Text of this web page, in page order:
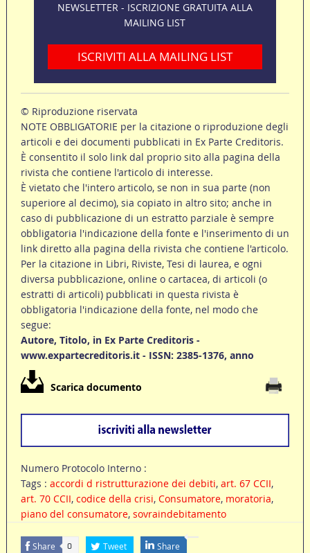
NEWSLETTER - ISCRIZIONE GRATUITA ALLA
MAILING LIST
ISCRIVITI ALLA MAILING LIST
© Riproduzione riservata
NOTE OBBLIGATORIE per la citazione o riproduzione degli
articoli e dei documenti pubblicati in Ex Parte Creditoris.
È consentito il solo link dal proprio sito alla pagina della
rivista che contiene l'articolo di interesse.
È vietato che l'intero articolo, se non in sua parte (non
superiore al decimo), sia copiato in altro sito; anche in
caso di pubblicazione di un estratto parziale è sempre
obbligatoria l'indicazione della fonte e l'inserimento di un
link diretto alla pagina della rivista che contiene l'articolo.
Per la citazione in Libri, Riviste, Tesi di laurea, e ogni
diversa pubblicazione, online o cartacea, di articoli (o
estratti di articoli) pubblicati in questa rivista è
obbligatoria l'indicazione della fonte, nel modo che
segue:
Autore, Titolo, in Ex Parte Creditoris -
www.expartecreditoris.it - ISSN: 2385-1376, anno
Scarica documento
Numero Protocolo Interno :
Tags : accordi d ristrutturazione dei debiti, art. 67 CCII,
art. 70 CCII, codice della crisi, Consumatore, moratoria,
piano del consumatore, sovraindebitamento
Share 0 Tweet Share